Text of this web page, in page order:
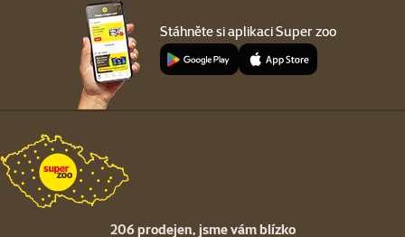
Stáhněte si aplikaci Super zoo
206 prodejen, jsme vám blízko